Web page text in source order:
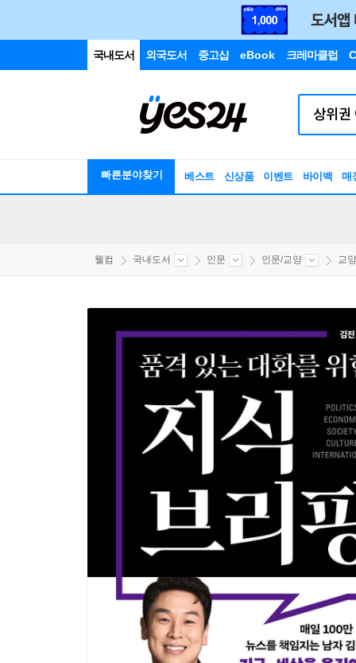
국내도서 외국도서 중고샵 eBook 크레마클럽
빠른분야찾기 베스트 신상품 이벤트 바이백 매
웰컴 국내도서 인문 인문/교양 교